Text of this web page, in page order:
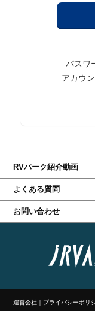
パスワ
アカウ
RVパーク紹介動画
よくある質問
お問い合わせ
運営会社 ｜ プライバシーポリ